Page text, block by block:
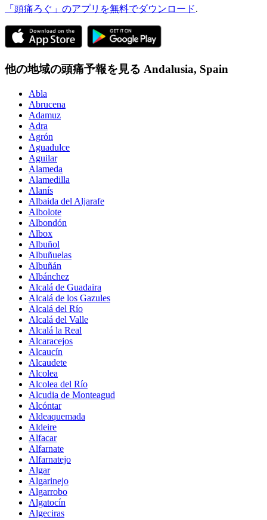
「頭痛ろぐ」のアプリを無料でダウンロード.
他の地域の頭痛予報を見る Andalusia, Spain
Abla
Abrucena
Adamuz
Adra
Agrón
Aguadulce
Aguilar
Alameda
Alamedilla
Alanís
Albaida del Aljarafe
Albolote
Albondón
Albox
Albuñol
Albuñuelas
Albuñán
Albánchez
Alcalá de Guadaira
Alcalá de los Gazules
Alcalá del Río
Alcalá del Valle
Alcalá la Real
Alcaracejos
Alcaucín
Alcaudete
Alcolea
Alcolea del Río
Alcudia de Monteagud
Alcóntar
Aldeaquemada
Aldeire
Alfacar
Alfarnate
Alfarnatejo
Algar
Algarinejo
Algarrobo
Algatocín
Algeciras